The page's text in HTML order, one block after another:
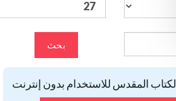
بحث
المقدس للاستخدام بدون إنترنت